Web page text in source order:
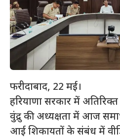
फरीदाबाद, 22 मई।
हरियाणा सरकार में
वुंद्रु की अध्यक्षता में आज
आई शिकायतों के संबंध में